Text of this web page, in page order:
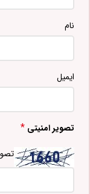
نام
ایمیل
تصویر امنیتی *